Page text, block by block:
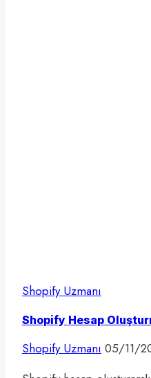
Shopify Uzmanı
Shopify Hesap
Shopify Uzmanı 05/11/